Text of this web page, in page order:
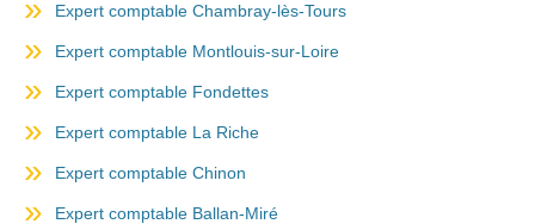
Expert comptable Chambray-lès-Tours
Expert comptable Montlouis-sur-Loire
Expert comptable Fondettes
Expert comptable La Riche
Expert comptable Chinon
Expert comptable Ballan-Miré